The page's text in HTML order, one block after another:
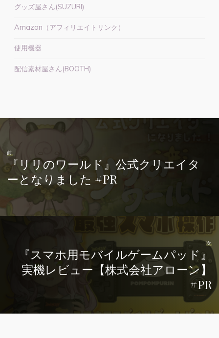
グッズ屋さん(SUZURI)
Amazon（アフィリエイトリンク）
使用機器
配信素材屋さん(BOOTH)
前
『リリのワールド』公式クリエイタ
ーとなりました #PR
次
『スマホ用モバイルゲームパッド』
実機レビュー【株式会社アローン】
#PR